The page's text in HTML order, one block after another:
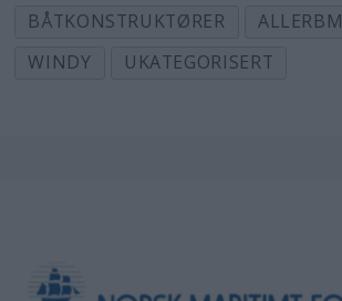
BÅTKONSTRUKTØRER
ALLERBM
WINDY
UKATEGORISERT